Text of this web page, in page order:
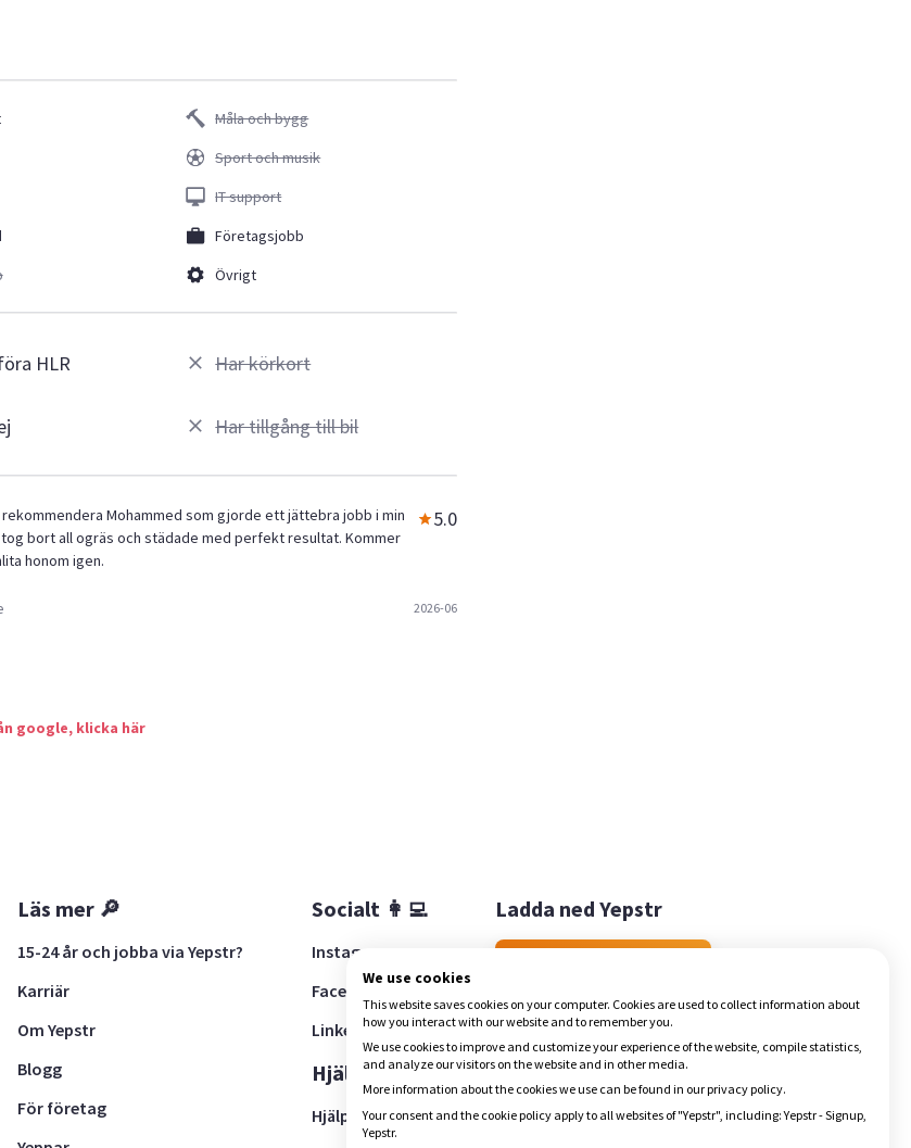
Måla och bygg
Sport och musik
IT support
Företagsjobb
Övrigt
HLR Har körkort
Har tillgång till bil
rekommendera Mohammed som gjorde ett jättebra jobb i min
bort all ogräs och städade med perfekt resultat. Kommer
honom igen.
5.0
2026-06
google, klicka här
Läs mer 🔎
15-24 år och jobba via Yepstr?
Karriär
Om Yepstr
Blogg
För företag
Socialt 👩‍💻
Instagram
Facebook
LinkedIn
Hjälp 🚨
Hjälpcenter
Ladda ned Yepstr
We use cookies
This website saves cookies on your computer. Cookies are used to collect information about
how you interact with our website and to remember you.
We use cookies to improve and customize your experience of the website, compile statistics,
and analyze our visitors on the website and in other media.
More information about the cookies we use can be found in our privacy policy.
Your consent and the cookie policy apply to all websites of "Yepstr", including: Yepstr - Signup,
Yepstr.